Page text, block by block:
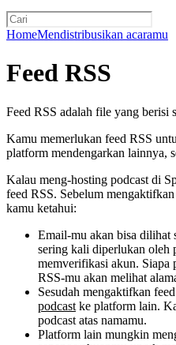
HomeMendistribusikan acaramu
Feed RSS
Feed RSS adalah file yang berisi
Kamu memerlukan feed RSS
platform mendengarkan lainnya,
Kalau meng-hosting podcast di
feed RSS. Sebelum
kamu ketahui:
Email-mu akan bisa dilihat
sering kali diperlukan oleh
memverifikasi akun. Siapa
RSS-mu akan melihat
Sesudah mengaktifkan
podcast ke platform lain.
podcast atas namamu.
Platform lain mungkin